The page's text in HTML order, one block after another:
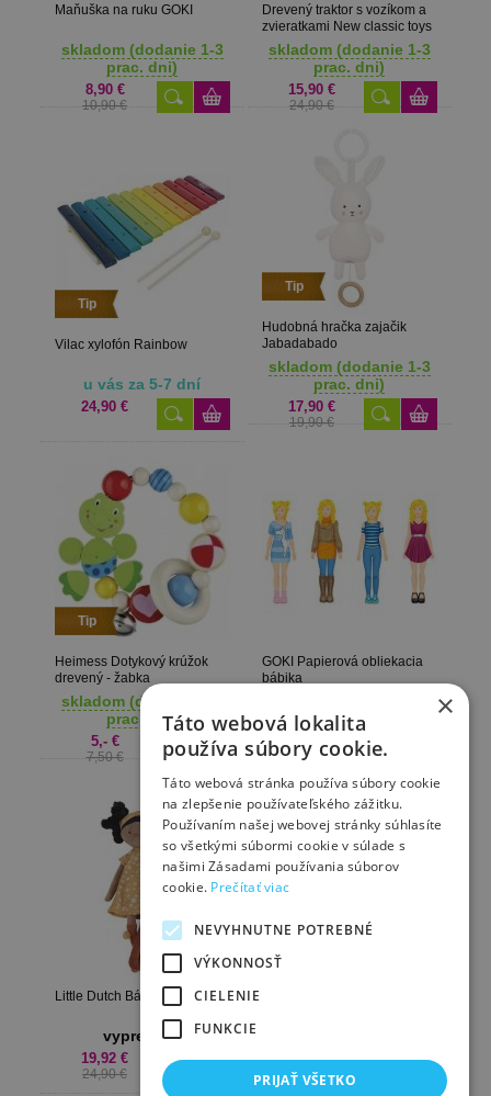
Maňuška na ruku GOKI
skladom (dodanie 1-3
prac. dni)
8,90 €
10,90 €
Drevený traktor s vozíkom a
zvieratkami New classic toys
skladom (dodanie 1-3
prac. dni)
15,90 €
24,90 €
Tip
Vilac xylofón Rainbow
u vás za 5-7 dní
24,90 €
Tip
Hudobná hračka zajačik
Jabadabado
skladom (dodanie 1-3
prac. dni)
17,90 €
19,90 €
Tip
Heimess Dotykový krúžok
drevený - žabka
skladom (dodanie 1-3
prac. dni)
5,- €
7,50 €
GOKI Papierová obliekacia
bábika
prac. dni)
5,90 €
Little Dutch Bábika Evi 35cm
vypredané
19,92 €
24,90 €
Tip
11,- €
15,- €
×
Táto webová lokalita
používa súbory cookie.
Táto webová stránka používa súbory cookie
na zlepšenie používateľského zážitku.
Používaním našej webovej stránky súhlasíte
so všetkými súbormi cookie v súlade s
našimi Zásadami používania súborov
cookie. Prečítať viac
NEVYHNUTNE POTREBNÉ
VÝKONNOSŤ
CIELENIE
FUNKCIE
PRIJAŤ VŠETKO